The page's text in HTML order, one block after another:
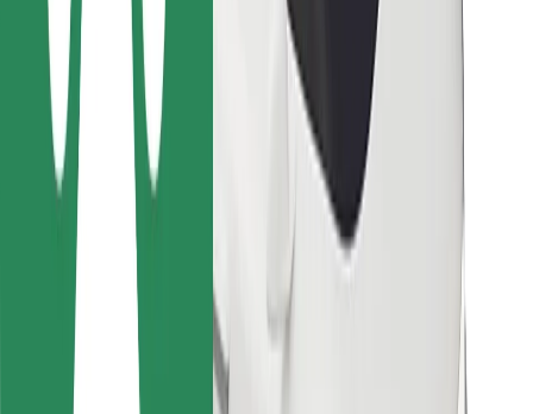
Para restaurantes
Bolt for Business
Outros
Fornecedores
Cookies
Segurança
Uma viagem em poucos minutos!
Instalar app da Bolt